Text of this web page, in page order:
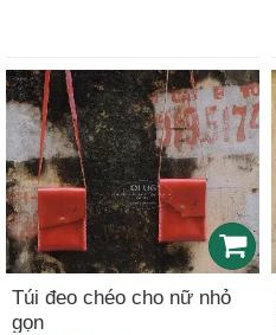
Túi đeo chéo cho nữ nhỏ
gọn